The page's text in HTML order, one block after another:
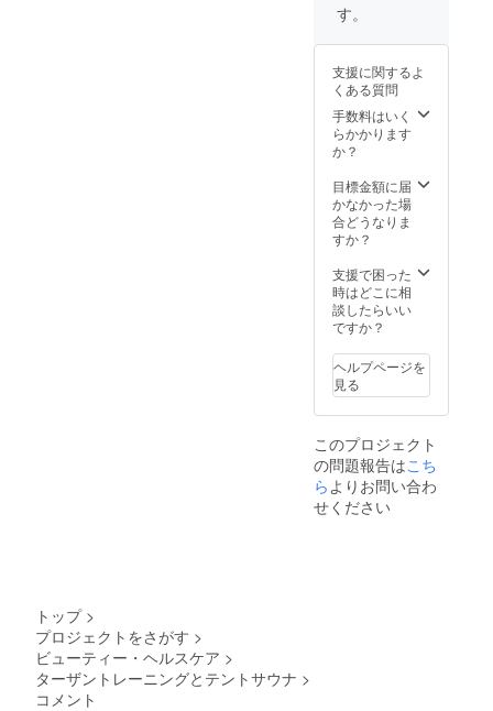
たしま
所 カル
ディア
第２
キャン
プ場 有
2024年
12月31
事前に
痛みの
の部位
や動き
を教え
ておい
い。
ディア
キャン
プ場 ラ
フティ
ング カ
ルディ
キャン
プ場
キャニ
オニン
県吉野
郡 実施
場所ま
での交
支援者
でご負
担くだ
さい。
限2024
年10/31
ラフ
ティン
グ2時
す。
支援に関するよ
くある質問
手数料はいく
らかかります
か？
目標金額に届
かなかった場
合どうなりま
すか？
支援で困った
時はどこに相
談したらいい
ですか？
ヘルプページを
見る
このプロジェクト
の問題報告はこち
ら よりお問い合わ
せください
トップ >
プロジェクトをさがす >
ビューティー・ヘルスケア >
ターザントレーニングとテントサウナ >
コメント